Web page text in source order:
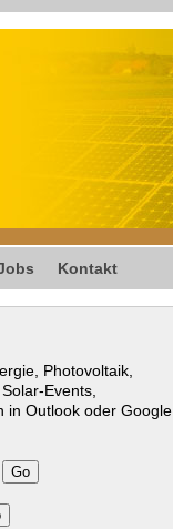
Kontakt
Photovoltaik,
Events,
in Outlook oder Google